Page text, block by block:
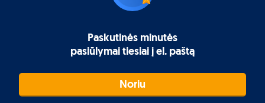
Paskutinės minutės
pasiūlymai tiesiai į el. paštą
Noriu